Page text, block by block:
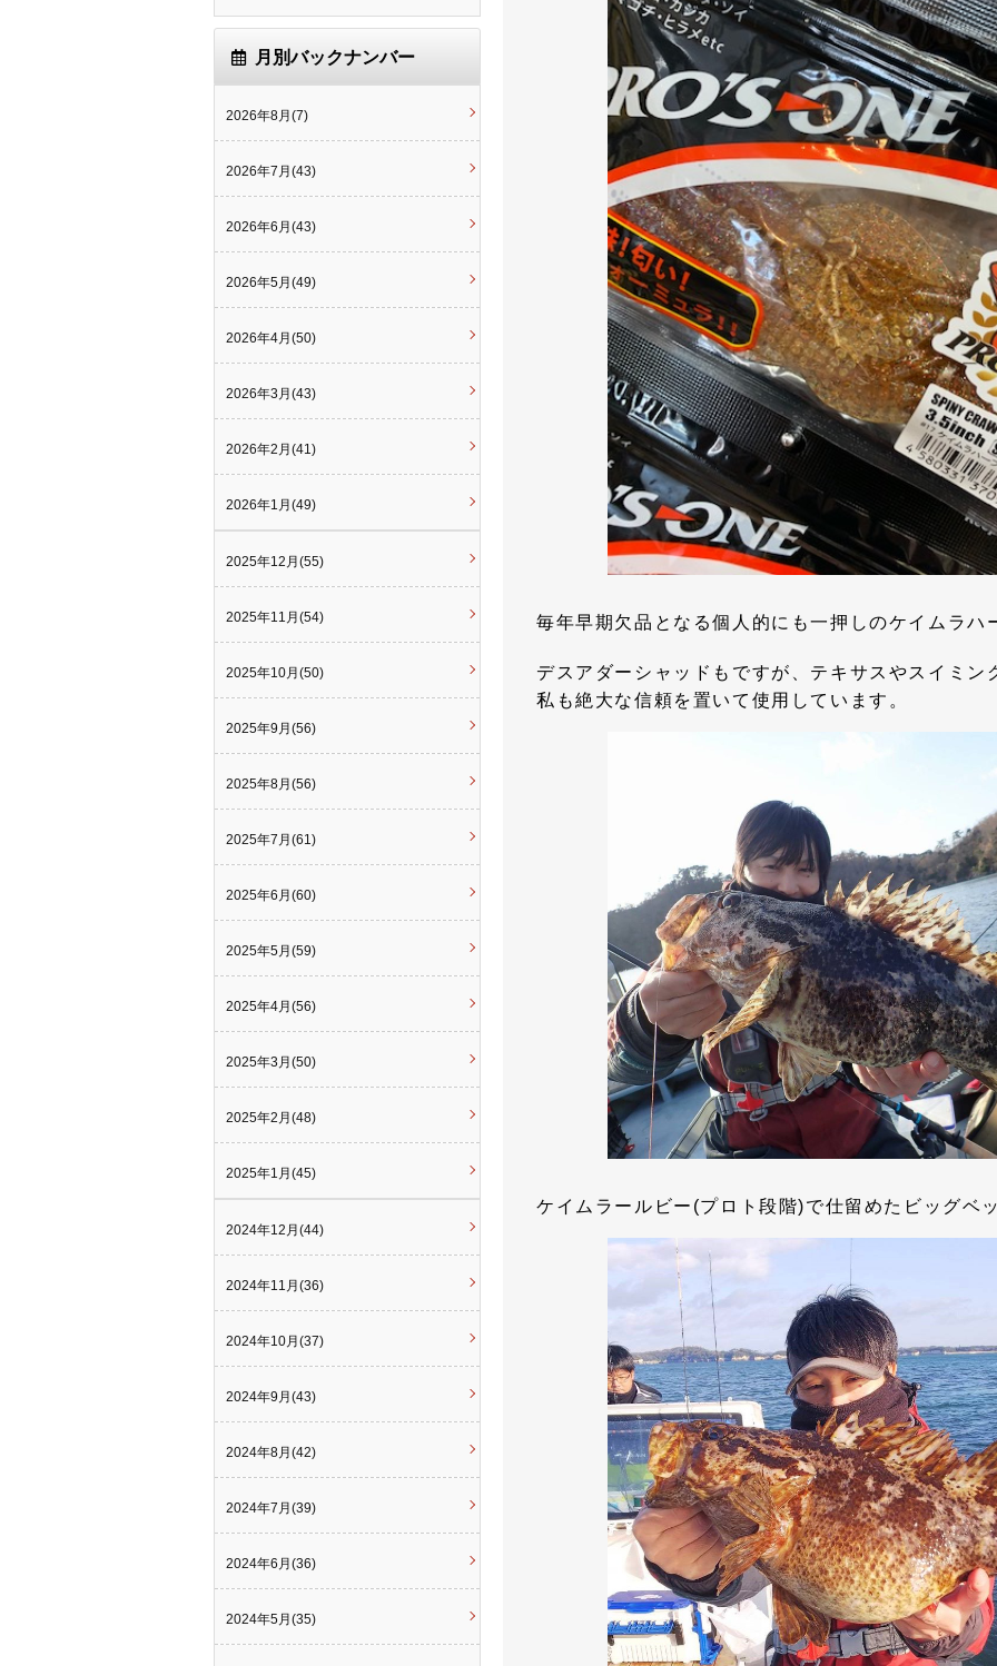
毎年早期欠品となる個人的にも一押しのケイムラハ
デスアダーシャッドもですが、テキサスやスイミ
私も絶大な信頼を置いて使用しています。
ケイムラールビー(プロト段階)で仕留めたビッグベ
月別バックナンバー
2026年8月(7)
2026年7月(43)
2026年6月(43)
2026年5月(49)
2026年4月(50)
2026年3月(43)
2026年2月(41)
2026年1月(49)
2025年12月(55)
2025年11月(54)
2025年10月(50)
2025年9月(56)
2025年8月(56)
2025年7月(61)
2025年6月(60)
2025年5月(59)
2025年4月(56)
2025年3月(50)
2025年2月(48)
2025年1月(45)
2024年12月(44)
2024年11月(36)
2024年10月(37)
2024年9月(43)
2024年8月(42)
2024年7月(39)
2024年6月(36)
2024年5月(35)